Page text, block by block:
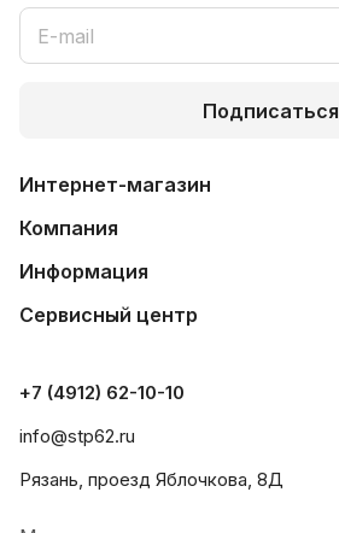
Подписаться
Интернет-магазин
Компания
Информация
Сервисный центр
+7 (4912) 62-10-10
info@stp62.ru
Рязань, проезд Яблочкова, 8Д